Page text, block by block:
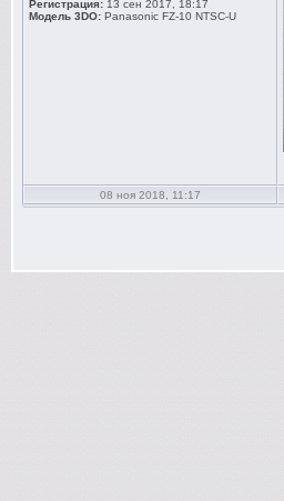
Регистрация: 13 сен 2017, 18:17
Модель 3DO: Panasonic FZ-10 NTSC-U
08 ноя 2018, 11:17